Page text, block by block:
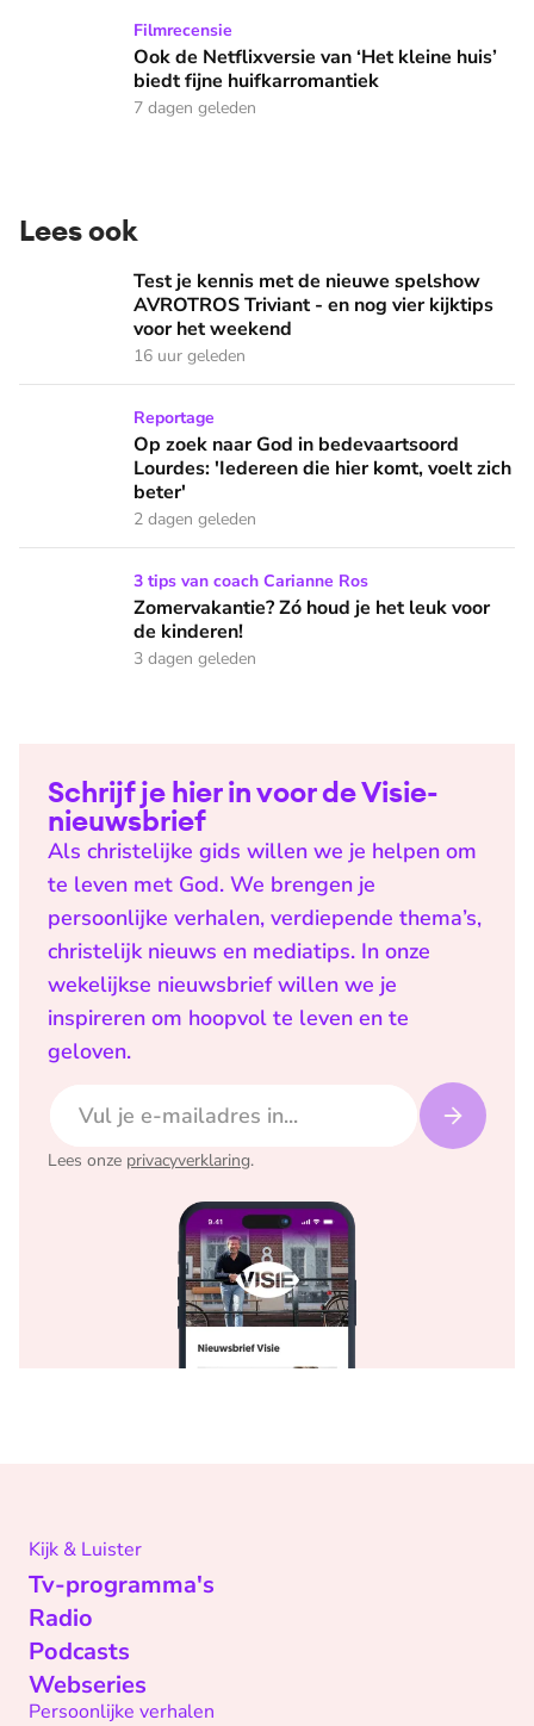
Ook de Netflixversie van ‘Het kleine huis’ biedt fijne
Filmrecensie
Ook de Netflixversie van ‘Het kleine huis’
biedt fijne huifkarromantiek
7 dagen geleden
Lees ook
Test je kennis met de nieuwe spelshow AVROTROS
Test je kennis met de nieuwe spelshow
AVROTROS Triviant - en nog vier kijktips
voor het weekend
16 uur geleden
Op zoek naar God in bedevaartsoord Lourdes: 'Iedereen
Reportage
Op zoek naar God in bedevaartsoord
Lourdes: 'Iedereen die hier komt, voelt zich
beter'
2 dagen geleden
Zomervakantie? Zó houd je het leuk voor de kinderen!
3 tips van coach Carianne Ros
Zomervakantie? Zó houd je het leuk voor
de kinderen!
3 dagen geleden
Schrijf je hier in voor de Visie-
nieuwsbrief
Als christelijke gids willen we je helpen om
te leven met God. We brengen je
persoonlijke verhalen, verdiepende thema’s,
christelijk nieuws en mediatips. In onze
wekelijkse nieuwsbrief willen we je
inspireren om hoopvol te leven en te
geloven.
Lees onze privacyverklaring.
Kijk & Luister
Tv-programma's
Radio
Podcasts
Webseries
Persoonlijke verhalen